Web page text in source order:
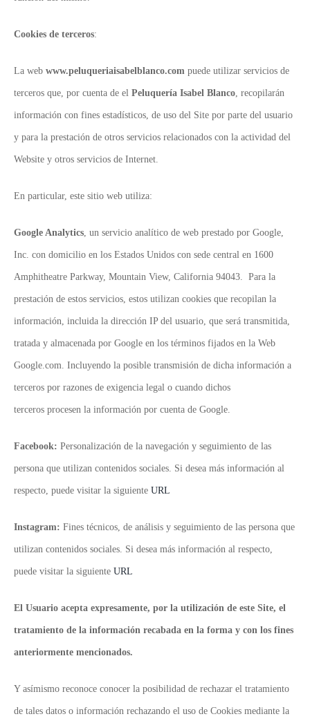
Cookies de terceros:
La web www.peluqueriaisabelblanco.com puede utilizar servicios de
terceros que, por cuenta de el Peluquería Isabel Blanco, recopilarán
información con fines estadísticos, de uso del Site por parte del usuario
y para la prestación de otros servicios relacionados con la actividad del
Website y otros servicios de Internet.
En particular, este sitio web utiliza:
Google Analytics, un servicio analítico de web prestado por Google,
Inc. con domicilio en los Estados Unidos con sede central en 1600
Amphitheatre Parkway, Mountain View, California 94043. Para la
prestación de estos servicios, estos utilizan cookies que recopilan la
información, incluida la dirección IP del usuario, que será transmitida,
tratada y almacenada por Google en los términos fijados en la Web
Google.com. Incluyendo la posible transmisión de dicha información a
terceros por razones de exigencia legal o cuando dichos
terceros procesen la información por cuenta de Google.
Facebook: Personalización de la navegación y seguimiento de las
persona que utilizan contenidos sociales. Si desea más información al
respecto, puede visitar la siguiente URL
Instagram: Fines técnicos, de análisis y seguimiento de las persona que
utilizan contenidos sociales. Si desea más información al respecto,
puede visitar la siguiente URL
El Usuario acepta expresamente, por la utilización de este Site, el
tratamiento de la información recabada en la forma y con los fines
anteriormente mencionados.
Y asímismo reconoce conocer la posibilidad de rechazar el tratamiento
de tales datos o información rechazando el uso de Cookies mediante la